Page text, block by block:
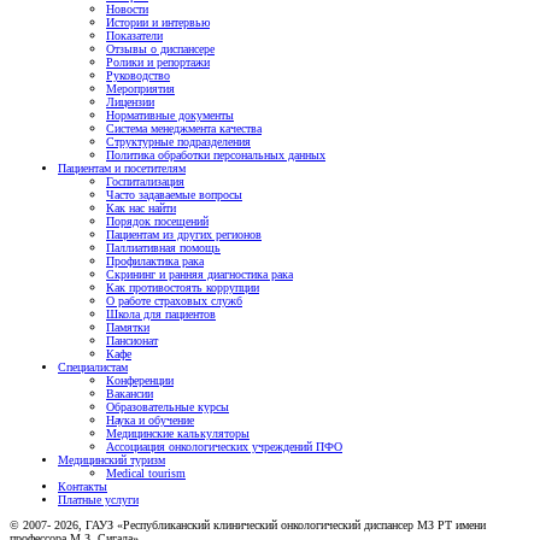
Новости
Истории и интервью
Показатели
Отзывы о диспансере
Ролики и репортажи
Руководство
Мероприятия
Лицензии
Нормативные документы
Система менеджмента качества
Структурные подразделения
Политика обработки персональных данных
Пациентам и посетителям
Госпитализация
Часто задаваемые вопросы
Как нас найти
Порядок посещений
Пациентам из других регионов
Паллиативная помощь
Профилактика рака
Скрининг и ранняя диагностика рака
Как противостоять коррупции
О работе страховых служб
Школа для пациентов
Памятки
Пансионат
Кафе
Специалистам
Конференции
Вакансии
Образовательные курсы
Наука и обучение
Медицинские калькуляторы
Ассоциация oнкологических учреждений ПФО
Медицинский туризм
Medical tourism
Контакты
Платные услуги
© 2007- 2026, ГАУЗ «Республиканский клинический онкологический диспансер МЗ РТ имени